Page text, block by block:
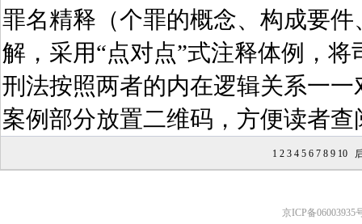
罪名精释（个罪的概念、构成要
解，采用“点对点”式注释体例，
刑法按照两者的内在逻辑关系一
案例部分放置二维码，方便读者查
1 2 3 4 5 6 7 8 9 10
京ICP备06003935